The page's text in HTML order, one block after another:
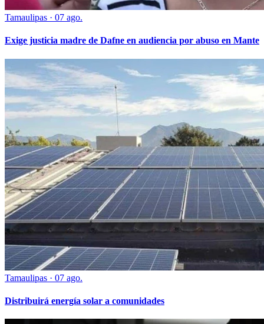
Tamaulipas · 07 ago.
Exige justicia madre de Dafne en audiencia por abuso en Mante
Tamaulipas · 07 ago.
Distribuirá energía solar a comunidades